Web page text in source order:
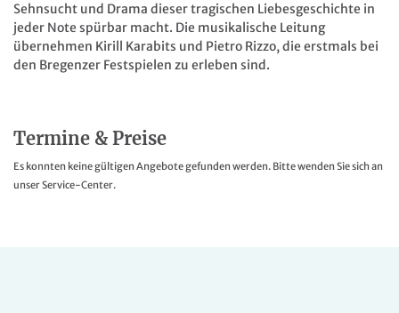
Sehnsucht und Drama dieser tragischen Liebesgeschichte in
jeder Note spürbar macht. Die musikalische Leitung
übernehmen Kirill Karabits und Pietro Rizzo, die erstmals bei
den Bregenzer Festspielen zu erleben sind.
Termine & Preise
Es konnten keine gültigen Angebote gefunden werden. Bitte wenden Sie sich an
unser Service-Center.